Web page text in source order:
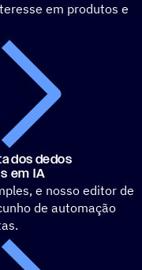
em produtos e
dos dedos
em IA
e nosso editor de
de automação